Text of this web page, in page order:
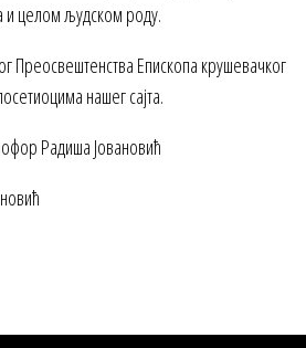
целом људском роду.
Преосвештенства Епископа крушевачког
нашег сајта.
Радиша Јовановић